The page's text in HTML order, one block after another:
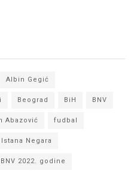
Albin Gegić
Beograd BiH BNV
Abazović fudbal
Istana Negara
2022. godine